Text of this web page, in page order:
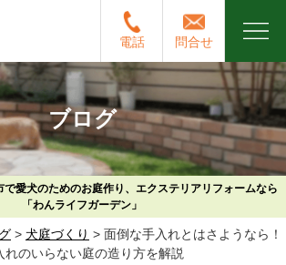
電話 問合せ
ブログ
で愛犬のためのお庭作り、エクステリアリフォームなら
「わんライフガーデン」
> 犬庭づくり > 面倒な手入れとはさようなら！
れのいらない庭の造り方を解説